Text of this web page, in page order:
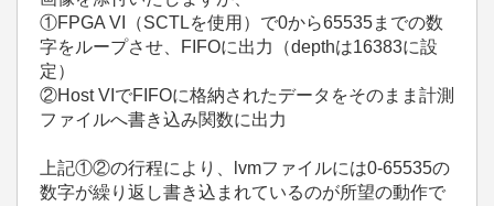
①FPGA VI（SCTLを使用）で0から65535までの数
字をループさせ、FIFOに出力（depthは16383に設
定）
②Host VIでFIFOに格納されたデータをそのまま計測
ファイルへ書き込み関数に出力
上記①②の行程により、lvmファイルには0-65535の
数字が繰り返し書き込まれているのが所望の動作で